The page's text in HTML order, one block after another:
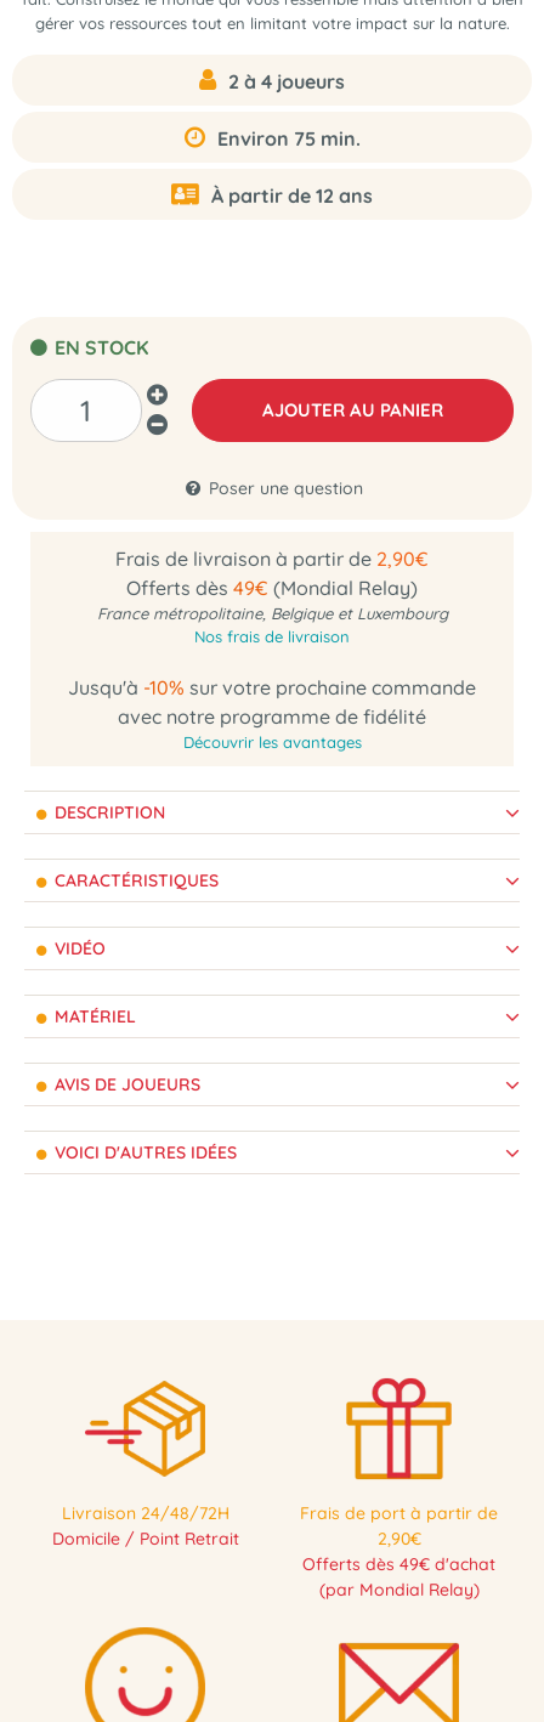
gérer vos ressources tout en limitant votre impact sur la nature.
2 à 4 joueurs
Environ 75 min.
À partir de 12 ans
EN STOCK
AJOUTER AU PANIER
Poser une question
Frais de livraison à partir de 2,90€
Offerts dès 49€ (Mondial Relay)
France métropolitaine, Belgique et Luxembourg
Nos frais de livraison
Jusqu'à -10% sur votre prochaine commande
avec notre programme de fidélité
Découvrir les avantages
DESCRIPTION
CARACTÉRISTIQUES
VIDÉO
MATÉRIEL
AVIS DE JOUEURS
VOICI D'AUTRES IDÉES
Livraison 24/48/72H
Domicile / Point Retrait
Frais de port à partir de
2,90€
Offerts dès 49€ d'achat
(par Mondial Relay)